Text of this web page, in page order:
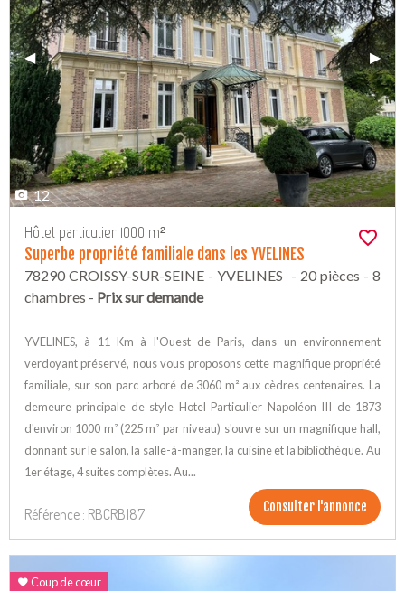
Previous Slide
◀︎ Next
▶︎
12
Hôtel particulier 1000 m²
Superbe propriété familiale dans les YVELINES
78290 CROISSY-SUR-SEINE - YVELINES - 20 pièces - 8
chambres - Prix sur demande
YVELINES, à 11 Km à l'Ouest de Paris, dans un environnement
verdoyant préservé, nous vous proposons cette magnifique propriété
familiale, sur son parc arboré de 3060 m² aux cèdres centenaires. La
demeure principale de style Hotel Particulier Napoléon III de 1873
d'environ 1000 m² (225 m² par niveau) s'ouvre sur un magnifique hall,
donnant sur le salon, la salle-à-manger, la cuisine et la bibliothèque. Au
1er étage, 4 suites complètes. Au...
Référence : RBCRB187 Consulter l'annonce
Coup de cœur